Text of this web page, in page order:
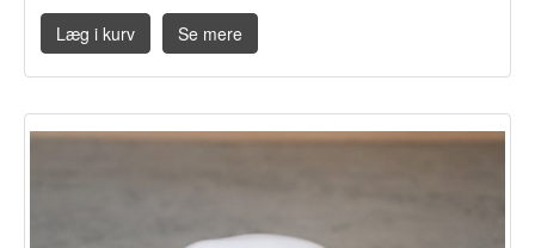
Læg i kurv Se mere